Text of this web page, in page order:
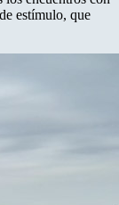
estímulo, que